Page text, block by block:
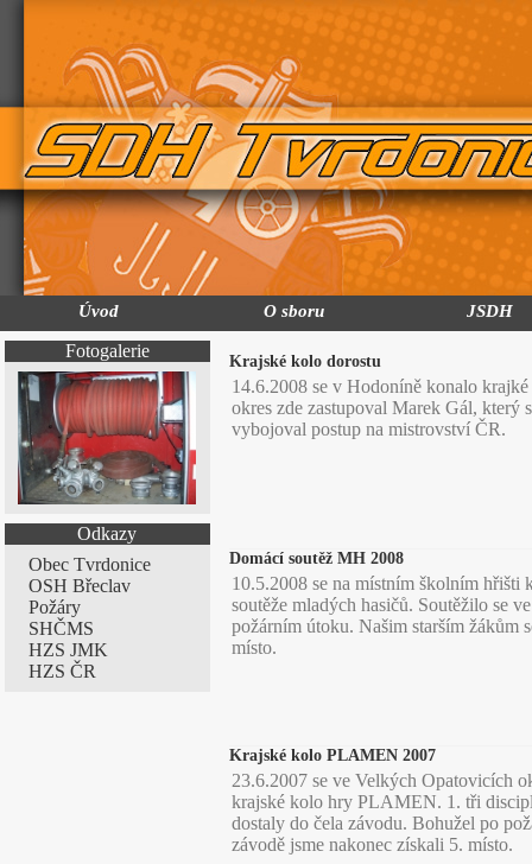
Úvod O sboru JSDH
Fotogalerie
Odkazy
Obec Tvrdonice
OSH Břeclav
Požáry
SHČMS
HZS JMK
HZS ČR
Krajské kolo dorostu
14.6.2008 se v Hodoníně konalo
okres zde zastupoval Marek Gál, který
vybojoval postup na mistrovství ČR.
Domácí soutěž MH 2008
10.5.2008 se na místním školním hřišti
soutěže mladých hasičů. Soutěžilo se
požárním útoku. Našim starším žákům
místo.
Krajské kolo PLAMEN 2007
23.6.2007 se ve Velkých Opatovicích
krajské kolo hry PLAMEN. 1. tři
dostaly do čela závodu. Bohužel po
závodě jsme nakonec získali 5. místo.